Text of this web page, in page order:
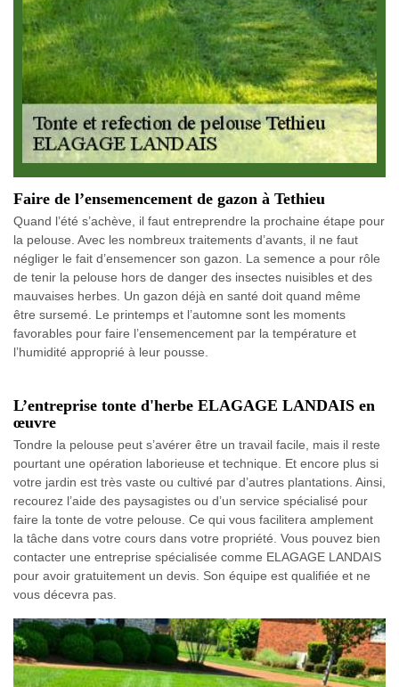
Faire de l’ensemencement de gazon à Tethieu
Quand l’été s’achève, il faut entreprendre la prochaine étape pour
la pelouse. Avec les nombreux traitements d’avants, il ne faut
négliger le fait d’ensemencer son gazon. La semence a pour rôle
de tenir la pelouse hors de danger des insectes nuisibles et des
mauvaises herbes. Un gazon déjà en santé doit quand même
être sursemé. Le printemps et l’automne sont les moments
favorables pour faire l’ensemencement par la température et
l’humidité approprié à leur pousse.
L’entreprise tonte d'herbe ELAGAGE LANDAIS en
œuvre
Tondre la pelouse peut s’avérer être un travail facile, mais il reste
pourtant une opération laborieuse et technique. Et encore plus si
votre jardin est très vaste ou cultivé par d’autres plantations. Ainsi,
recourez l’aide des paysagistes ou d’un service spécialisé pour
faire la tonte de votre pelouse. Ce qui vous facilitera amplement
la tâche dans votre cours dans votre propriété. Vous pouvez bien
contacter une entreprise spécialisée comme ELAGAGE LANDAIS
pour avoir gratuitement un devis. Son équipe est qualifiée et ne
vous décevra pas.